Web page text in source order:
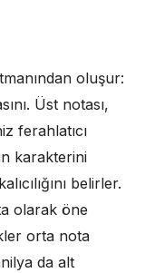
oluşur:
Üst notası,
ferahlatıcı
karakterini
belirler.
olarak öne
orta nota
da alt